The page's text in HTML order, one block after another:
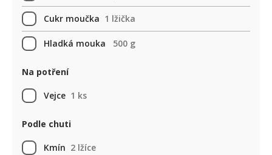
Cukr moučka 1 lžička
Hladká mouka 500 g
Na potření
Vejce 1 ks
Podle chuti
Kmín 2 lžíce